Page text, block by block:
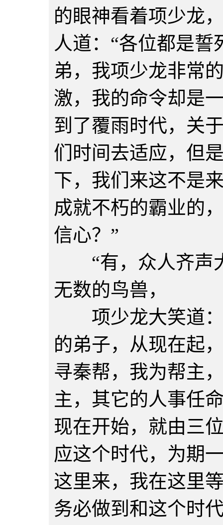
的眼神看着项少龙
人道：“各位都是
弟，我项少龙非常
激，我的命令却是
到了覆雨时代，关
们时间去适应，但
下，我们来这不是
成就不朽的霸业的
信心？”
“有，众人齐声
无数的鸟兽，
项少龙大笑道：
的弟子，从现在起
寻秦帮，我为帮主
主，其它的人事任
现在开始，就由三
应这个时代，为期
这里来，我在这里
务必做到和这个时